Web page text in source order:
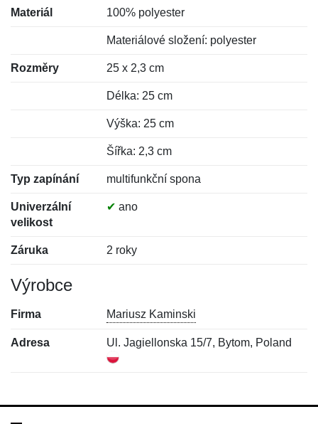
Materiál 100% polyester
Materiálové složení: polyester
Rozměry 25 x 2,3 cm
Délka: 25 cm
Výška: 25 cm
Šířka: 2,3 cm
Typ zapínání multifunkční spona
Univerzální
velikost
✔ ano
Záruka 2 roky
Výrobce
Firma Mariusz Kaminski
Adresa Ul. Jagiellonska 15/7, Bytom, Poland
Hodnocení:
Jméno: